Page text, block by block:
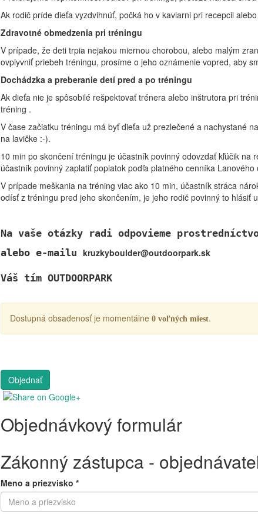
Ak rodič príde dieťa vyzdvihnúť, počká ho v kaviarni pri recepcii
Zdravotné obmedzenia pri tréningu
V prípade, že deti trpia nejakou miernou chorobou, alebo malým
ovplyvniť priebeh tréningu, prosíme o jeho oznámenie vopred, aby
Dochádzka a preberanie detí pred a po tréningu
Ak dieťa nie je spôsobilé rešpektovať trénera alebo inštrutora pri
tréning .
V čase začiatku tréningu má byť dieťa už prezlečené a nachystané
na lavičke :-).
10 min po skončení tréningu je účastník povinný odovzdať kľúčik
účastník povinný zaplatiť poplatok podľa platného cenníka
V prípade meškania na tréning viac ako 10 min, účastník stráca
odísť z tréningu pred jeho skončením, je jeho rodič povinný to hlásiť
Na vaše otázky radi odpovieme
alebo e-mailu kruzkyboulder@outdoorpark.sk
Váš tím OUTDOORPARK
Dostupná obsadenosť je momentálne 0 voľných miest.
Objednávkový formulár
Zákonný zástupca -
Meno a priezvisko *